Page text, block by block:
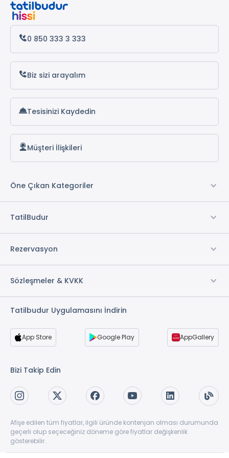
Oda Servisi *
Split Klima
Wi-fi
Ön Büro
TV Odası
Su
1 Adet Oda
Concierge Hizmeti
Antalya Otelleri
Alanya Otelleri
0 850 333 3 333
Biz sizi arayalım
Tesisinizi Kaydedin
Müşteri İlişkileri
Öne Çıkan Kategoriler
TatilBudur
Rezervasyon
Sözleşmeler & KVKK
Tatilbudur Uygulamasını İndirin
App Store Google Play AppGallery
Bizi Takip Edin
Afişe edilen tüm fiyatlar, ilgili üründe kontenjan olması durumunda
geçerli olup seçeceğiniz döneme göre fiyatlar değişkenlik
gösterebilir.